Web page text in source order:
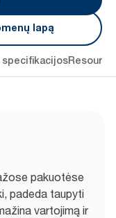
lapą
specifikacijos
pakuotėse
padeda taupyti
vartojimą ir